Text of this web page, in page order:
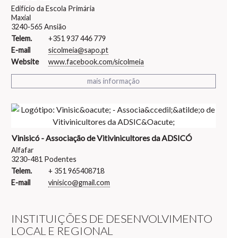
Edifício da Escola Primária
Maxial
3240-565 Ansião
Telem.
+351 937 446 779
E-mail
sicolmeia@sapo.pt
Website
www.facebook.com/sicolmeia
mais informação
Vinisicó - Associação de Vitivinicultores da ADSICÓ
Alfafar
3230-481 Podentes
Telem.
+ 351 965408718
E-mail
vinisico@gmail.com
INSTITUIÇÕES DE DESENVOLVIMENTO
LOCAL E REGIONAL